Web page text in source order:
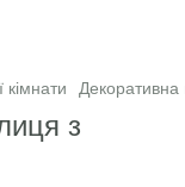
кімнати
з